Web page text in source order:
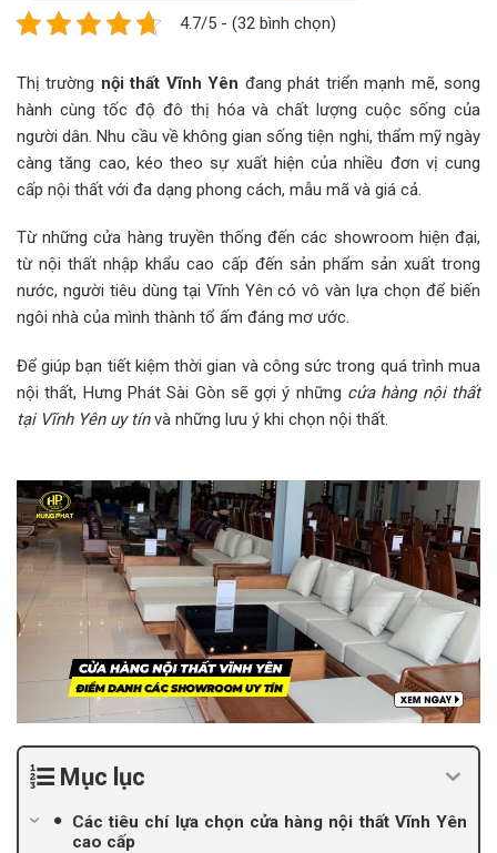
4.7/5 - (32 bình chọn)
Thị trường nội thất Vĩnh Yên đang phát triển mạnh mẽ, song
hành cùng tốc độ đô thị hóa và chất lượng cuộc sống của
người dân. Nhu cầu về không gian sống tiện nghi, thẩm mỹ ngày
càng tăng cao, kéo theo sự xuất hiện của nhiều đơn vị cung
cấp nội thất với đa dạng phong cách, mẫu mã và giá cả.
Từ những cửa hàng truyền thống đến các showroom hiện đại,
từ nội thất nhập khẩu cao cấp đến sản phẩm sản xuất trong
nước, người tiêu dùng tại Vĩnh Yên có vô vàn lựa chọn để biến
ngôi nhà của mình thành tổ ấm đáng mơ ước.
Để giúp bạn tiết kiệm thời gian và công sức trong quá trình mua
nội thất, Hưng Phát Sài Gòn sẽ gợi ý những cửa hàng nội thất
tại Vĩnh Yên uy tínvà những lưu ý khi chọn nội thất.
Mục lục
Các tiêu chí lựa chọn cửa hàng nội thất Vĩnh Yên
cao cấp